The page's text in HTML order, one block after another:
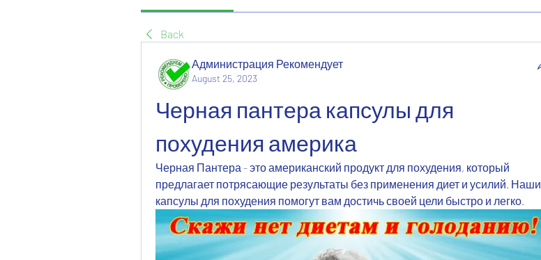
Back
Администрация Рекомендует
August 25, 2023
Черная пантера капсулы для
похудения америка
Черная Пантера - это американский продукт для похудения, который
предлагает потрясающие результаты без применения диет и усилий. Наши
капсулы для похудения помогут вам достичь своей цели быстро и легко.